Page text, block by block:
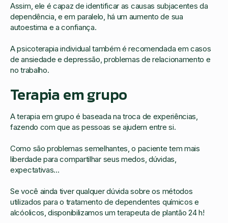
Assim, ele é capaz de identificar as causas subjacentes da
dependência, e em paralelo, há um aumento de sua
autoestima e a confiança.
A psicoterapia individual também é recomendada em casos
de ansiedade e depressão, problemas de relacionamento e
no trabalho.
Terapia em grupo
A terapia em grupo é baseada na troca de experiências,
fazendo com que as pessoas se ajudem entre si.
Como são problemas semelhantes, o paciente tem mais
liberdade para compartilhar seus medos, dúvidas,
expectativas…
Se você ainda tiver qualquer dúvida sobre os métodos
utilizados para o tratamento de dependentes químicos e
alcóolicos, disponibilizamos um terapeuta de plantão 24 h!